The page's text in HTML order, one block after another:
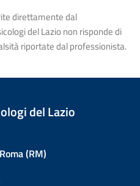
direttamente dal
del Lazio non risponde di
riportate dal professionista.
del Lazio
(RM)